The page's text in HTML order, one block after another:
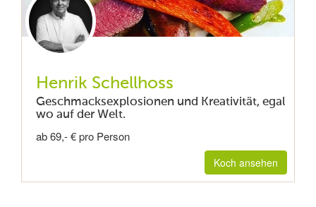
Henrik Schellhoss
Geschmacksexplosionen und Kreativität, egal
wo auf der Welt.
ab 69,- € pro Person
Koch ansehen